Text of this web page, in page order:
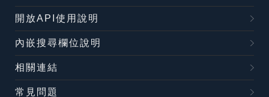
開放API使用說明
內嵌搜尋欄位說明
相關連結
常見問題